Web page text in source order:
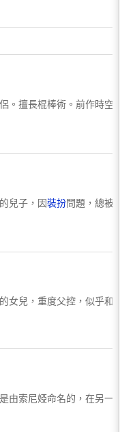
。擅長棍棒術。前作時
兒子，因裝扮問題，總被
女兒，重度父控，似乎和
由索尼婭命名的，在另